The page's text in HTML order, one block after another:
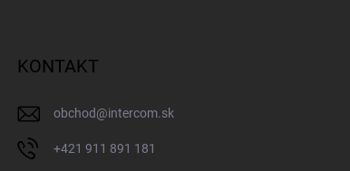
KONTAKT
obchod@intercom.sk
+421 911 891 181